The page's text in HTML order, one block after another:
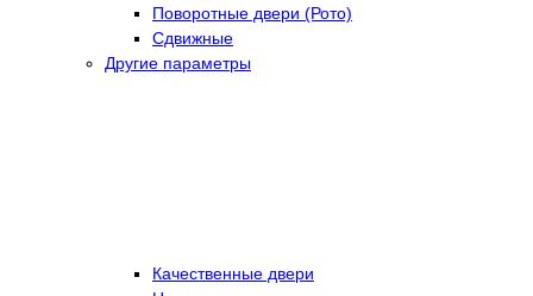
Поворотные двери (Рото)
Сдвижные
Другие параметры
Качественные двери